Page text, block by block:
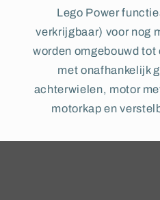
Lego Power
verkrijgbaar) voor nog
worden omgebouwd tot
met onafhankelijk
achterwielen, motor
motorkap en